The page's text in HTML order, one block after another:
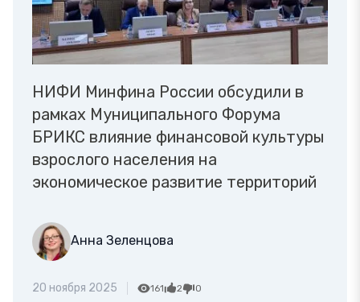
НИФИ Минфина России обсудили в
рамках Муниципального Форума
БРИКС влияние финансовой культуры
взрослого населения на
экономическое развитие территорий
Анна Зеленцова
20 ноября 2025 161 2 0